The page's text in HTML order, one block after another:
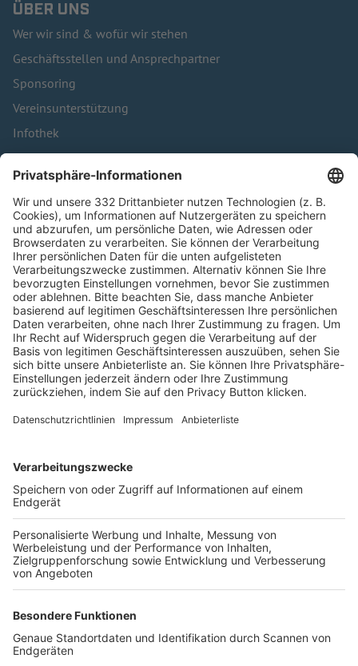
ÜBER UNS
Wer wir sind & wofür wir stehen
Geschäftsstellen und Ansprechpartner
Sponsoring
Vereinsunterstützung
Infothek
Kontakt
HÄUFIG BESUCHTE SEITEN
Pässe und Vereinswechsel
Trainerausbildung
Schulungsangebot Vereinsmitarbeiter
BFV-Geschäftsstellen
Trainerbörse
Login SpielPlus
FOLGE DEM BFV
TOP-VEREINE
TOP-PARTNER